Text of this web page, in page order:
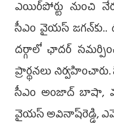
ఎయిర్‌పోర్టు నుంచి
సీఎం వైయస్‌ జగన్‌కు..
దర్గాలో ఛాదర్‌
ప్రార్థనలు
సీఎం అంజాద్‌ బాషా,
వైయస్‌ అవినాష్‌రెడ్డి,